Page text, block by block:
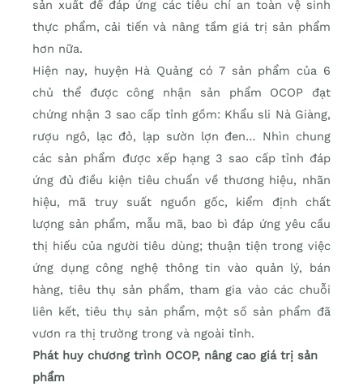
sản xuất để đáp ứng các tiêu chí an toàn vệ sinh
thực phẩm, cải tiến và nâng tầm giá trị sản phẩm
hơn nữa.
Hiện nay, huyện Hà Quảng có 7 sản phẩm của 6
chủ thể được công nhận sản phẩm OCOP đạt
chứng nhận 3 sao cấp tỉnh gồm: Khẩu sli Nà Giàng,
rượu ngô, lạc đỏ, lạp sườn lợn đen… Nhìn chung
các sản phẩm được xếp hạng 3 sao cấp tỉnh đáp
ứng đủ điều kiện tiêu chuẩn về thương hiệu, nhãn
hiệu, mã truy suất nguồn gốc, kiểm định chất
lượng sản phẩm, mẫu mã, bao bì đáp ứng yêu cầu
thị hiếu của người tiêu dùng; thuận tiện trong việc
ứng dụng công nghệ thông tin vào quản lý, bán
hàng, tiêu thụ sản phẩm, tham gia vào các chuỗi
liên kết, tiêu thụ sản phẩm, một số sản phẩm đã
vươn ra thị trường trong và ngoài tỉnh.
Phát huy chương trình OCOP, nâng cao giá trị sản
phẩm